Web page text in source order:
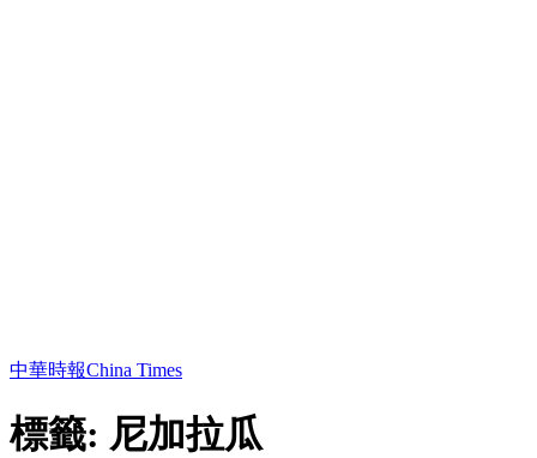
中華時報China Times
標籤: 尼加拉瓜